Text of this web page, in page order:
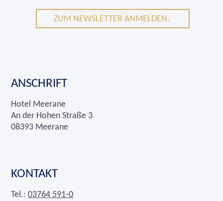
ZUM NEWSLETTER ANMELDEN.
ANSCHRIFT
Hotel Meerane
An der Hohen Straße 3
08393 Meerane
KONTAKT
Tel.:03764 591-0